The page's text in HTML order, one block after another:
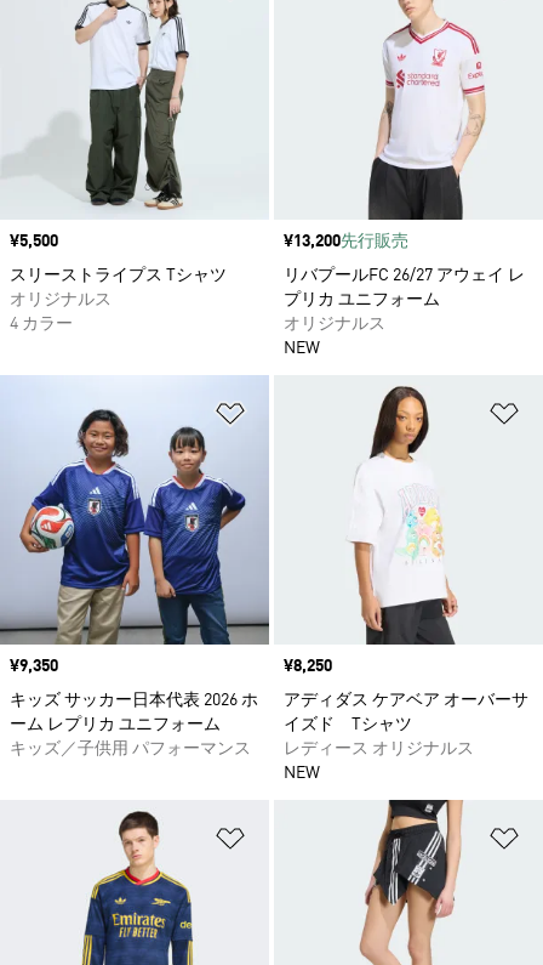
価格
¥5,500
スリーストライプス Tシャツ
オリジナルス
4 カラー
価格
¥13,200先行販売
リバプールFC 26/27 アウェイ レ
プリカ ユニフォーム
オリジナルス
NEW
ほしいものリストに追加
価格
¥9,350
キッズ サッカー日本代表 2026 ホ
ーム レプリカ ユニフォーム
キッズ／子供用 パフォーマンス
価格
¥8,250
アディダス ケアベア オーバーサ
イズド Tシャツ
レディース オリジナルス
NEW
ほしいものリストに追加